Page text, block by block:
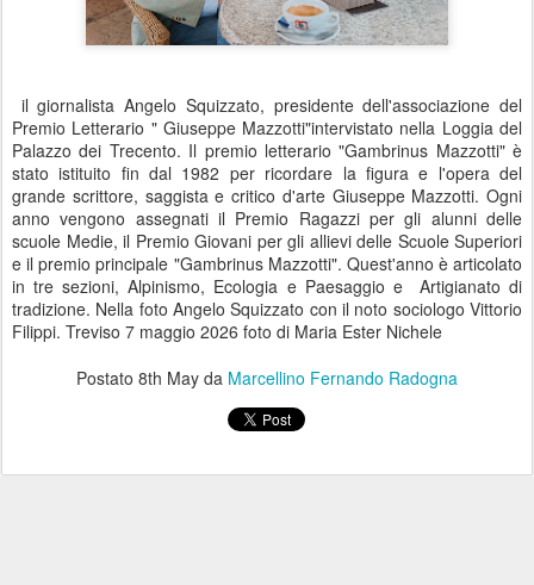
il giornalista Angelo Squizzato, presidente dell'associazione del
Premio Letterario " Giuseppe Mazzotti"intervistato nella Loggia del
Palazzo dei Trecento. Il premio letterario "Gambrinus Mazzotti" è
stato istituito fin dal 1982 per ricordare la figura e l'opera del
grande scrittore, saggista e critico d'arte Giuseppe Mazzotti. Ogni
anno vengono assegnati il Premio Ragazzi per gli alunni delle
scuole Medie, il Premio Giovani per gli allievi delle Scuole Superiori
e il premio principale "Gambrinus Mazzotti". Quest'anno è articolato
in tre sezioni, Alpinismo, Ecologia e Paesaggio e Artigianato di
tradizione. Nella foto Angelo Squizzato con il noto sociologo Vittorio
Filippi. Treviso 7 maggio 2026 foto di Maria Ester Nichele
Postato 8th May da Marcellino Fernando Radogna